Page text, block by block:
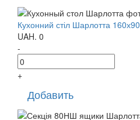
Кухонний стіл Шарлотта 160х90
UAH. 0
-
+
Добавить